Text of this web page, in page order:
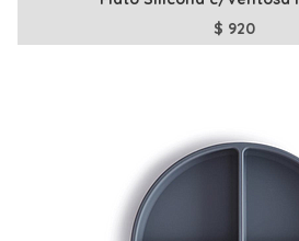
$ 920